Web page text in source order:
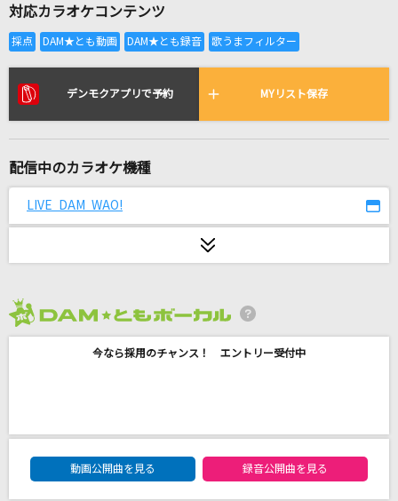
全国りれき
リアルタイムで歌われている曲の一覧
海の声
やってこい!ダイスキ■
シングルベッド
対応カラオケコンテンツ
デンモクアプリで予約 MYリスト保存
配信中のカラオケ機種
LIVE DAM WAO!
今なら採用のチャンス！ エントリー受付中
DAM★ともボーカルエントリーランキング
動画公開曲を見る
録音公開曲を見る